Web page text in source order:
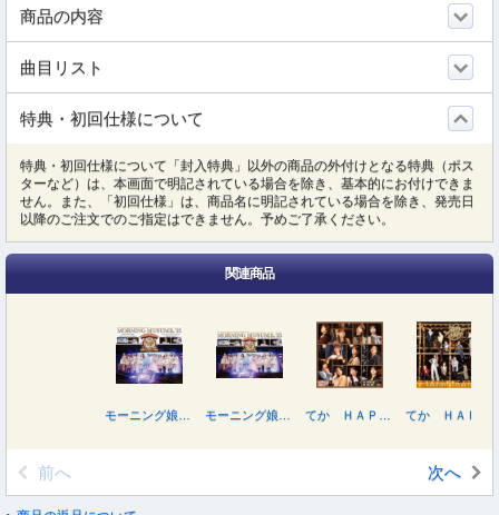
商品の内容
曲目リスト
特典・初回仕様について
特典・初回仕様について「封入特典」以外の商品の外付けとなる特典（ポス
ターなど）は、本画面で明記されている場合を除き、基本的にお付けできま
せん。また、「初回仕様」は、商品名に明記されている場合を除き、発売日
以降のご注文でのご指定はできません。予めご了承ください。
関連商品
前へ 次へ